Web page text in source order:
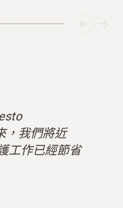
，我們將近
工作已經節省